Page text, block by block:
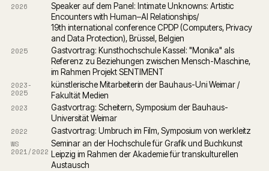
2026
Speaker auf dem Panel: Intimate Unknowns: Artistic
Encounters with Human–AI Relationships/
19th international conference CPDP (Computers, Privacy
and Data Protection), Brüssel, Belgien
2025
Gastvortrag: Kunsthochschule Kassel: "Monika" als
Referenz zu Beziehungen zwischen Mensch-Maschine,
im Rahmen Projekt SENTIMENT
2023-
2025
künstlerische Mitarbeiterin der Bauhaus-Uni Weimar /
Fakultät Medien
2023
Gastvortrag: Scheitern, Symposium der Bauhaus-
Universität Weimar
2022
Gastvortrag: Umbruch im Film, Symposium von werkleitz
WS
2021/2022
Seminar an der Hochschule für Grafik und Buchkunst
Leipzig im Rahmen der Akademie für transkulturellen
Austausch